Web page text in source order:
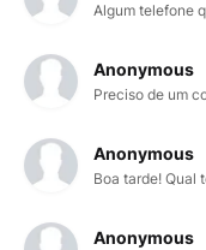
Algum telefone
Anonymous
Preciso de um
Anonymous
Boa tarde! Qual
Anonymous